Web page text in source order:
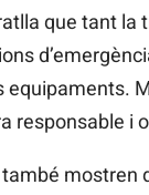
que tant
equipaments.
responsable i
mostren